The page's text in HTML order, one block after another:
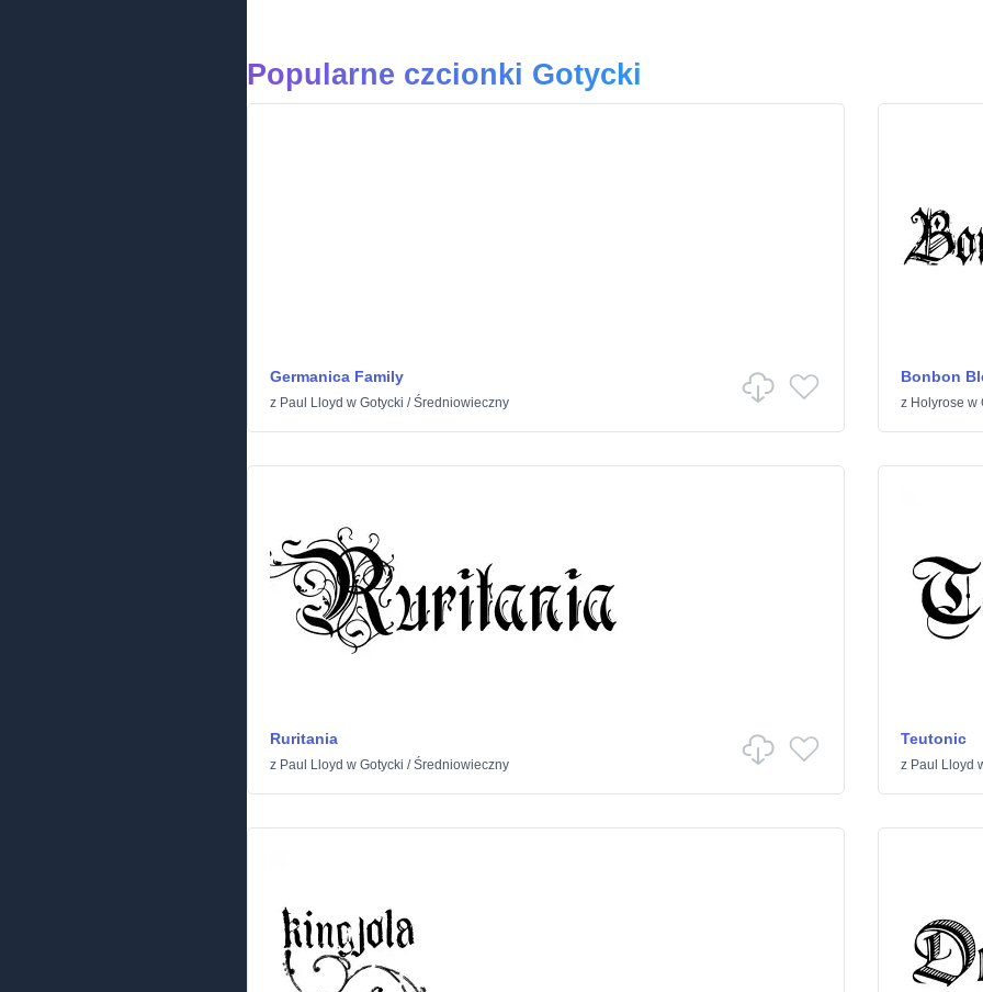
Popularne czcionki Gotycki
Germanica Family
z Paul Lloyd w Gotycki /Średniowieczny
Bonbon
z Holyrose w
Ruritania
z Paul Lloyd w Gotycki /Średniowieczny
Teutonic
z Paul Lloyd